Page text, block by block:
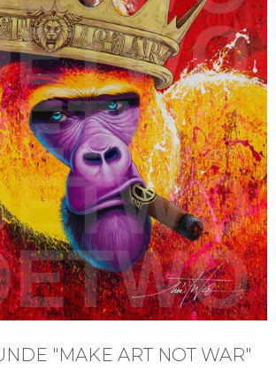
"MAKE ART NOT WAR"